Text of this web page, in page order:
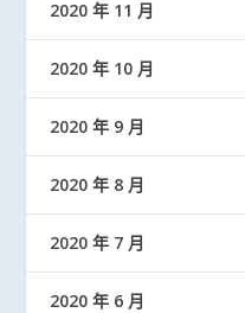
2020 年 11 月
2020 年 10 月
2020 年 9 月
2020 年 8 月
2020 年 7 月
2020 年 6 月